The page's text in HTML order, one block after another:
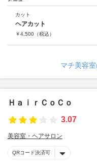
カット
ヘアカット
￥4,500 （税込）
マチ美容
ＨａｉｒＣｏＣｏ
3.07
美容室・ヘアサロン
QRコード決済可